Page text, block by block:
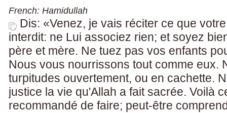
French: Hamidullah
Dis: «Venez, je vais réciter ce que
interdit: ne Lui associez rien; et soyez
père et mère. Ne tuez pas vos enfants
Nous vous nourrissons tout comme eux.
turpitudes ouvertement, ou en cachette.
justice la vie qu'Allah a fait sacrée. Voilà
recommandé de faire; peut-être